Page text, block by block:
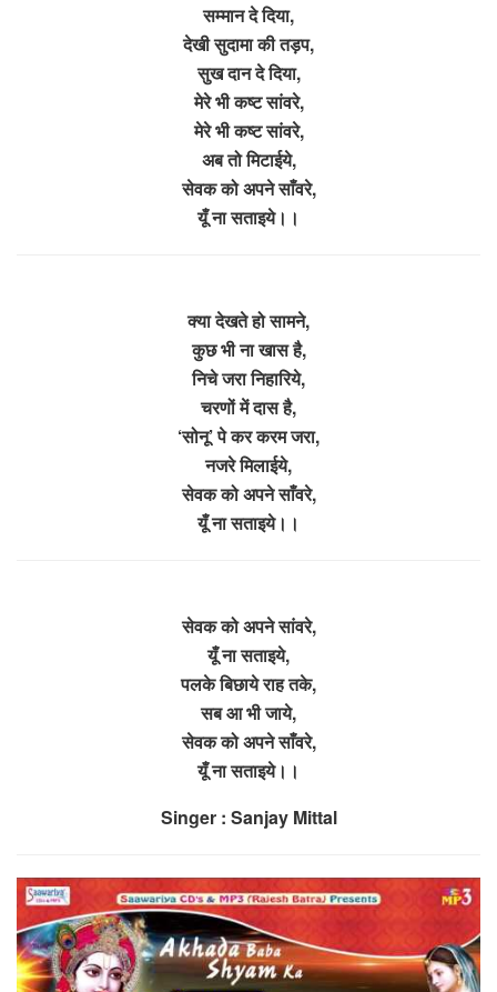
सम्मान दे दिया,
देखी सुदामा की तड़प,
सुख दान दे दिया,
मेरे भी कष्ट सांवरे,
मेरे भी कष्ट सांवरे,
अब तो मिटाईये,
सेवक को अपने साँवरे,
यूँ ना सताइये।।
क्या देखते हो सामने,
कुछ भी ना खास है,
निचे जरा निहारिये,
चरणों में दास है,
‘सोनू’ पे कर करम जरा,
नजरे मिलाईये,
सेवक को अपने साँवरे,
यूँ ना सताइये।।
सेवक को अपने सांवरे,
यूँ ना सताइये,
पलके बिछाये राह तके,
सब आ भी जाये,
सेवक को अपने साँवरे,
यूँ ना सताइये।।
Singer : Sanjay Mittal